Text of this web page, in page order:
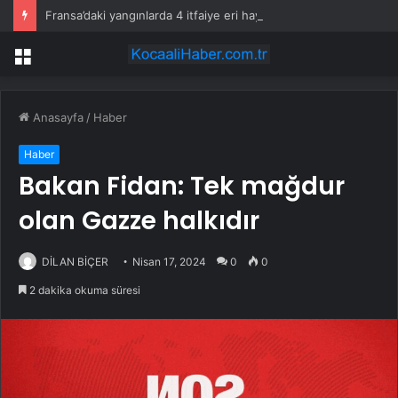
Fransa’daki yangınlarda 4 itfaiye eri hayatını kaybetti
Menü
Anasayfa / Haber
Haber
Bakan Fidan: Tek mağdur
olan Gazze halkıdır
DİLAN BİÇER Nisan 17, 2024 0 0
2 dakika okuma süresi